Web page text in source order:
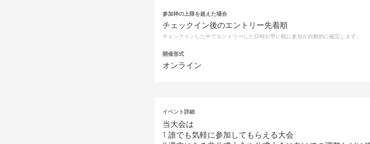
参加枠の上限を超えた場合
チェックイン後のエントリー先着順
チェックインした中でエントリーした日時が早い順に参加が自動的に確定します。
開催形式
オンライン
イベント詳細
当大会は
1.誰でも気軽に参加してもらえる大会